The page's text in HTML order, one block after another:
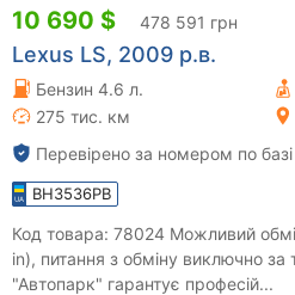
10 690 $ 478 591 грн
Lexus LS, 2009 р.в.
Бензин 4.6 л.
275 тис. км
Перевірено за номером по
BH3536PB
Код товара: 78024 Можливий обмін на будь-яке авто (Trade-
in), питання з обміну виключно
"Автопарк" гарантує професій...